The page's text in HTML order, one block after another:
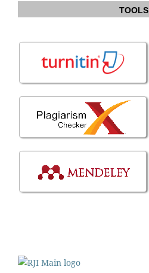
TOOLS